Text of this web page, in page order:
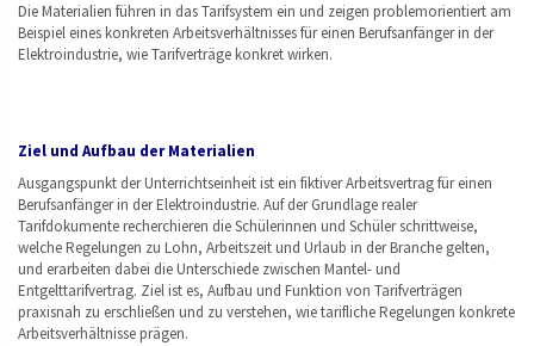
Die Materialien führen in das Tarifsystem ein und zeigen problemorientiert am
Beispiel eines konkreten Arbeitsverhältnisses für einen Berufsanfänger in der
Elektroindustrie, wie Tarifverträge konkret wirken.
Ziel und Aufbau der Materialien
Ausgangspunkt der Unterrichtseinheit ist ein fiktiver Arbeitsvertrag für einen
Berufsanfänger in der Elektroindustrie. Auf der Grundlage realer
Tarifdokumente recherchieren die Schülerinnen und Schüler schrittweise,
welche Regelungen zu Lohn, Arbeitszeit und Urlaub in der Branche gelten,
und erarbeiten dabei die Unterschiede zwischen Mantel- und
Entgelttarifvertrag. Ziel ist es, Aufbau und Funktion von Tarifverträgen
praxisnah zu erschließen und zu verstehen, wie tarifliche Regelungen konkrete
Arbeitsverhältnisse prägen.